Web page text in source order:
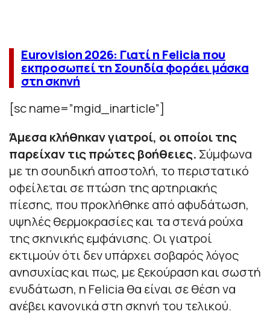
Eurovision 2026: Γιατί η Felicia που
εκπροσωπεί τη Σουηδία φοράει μάσκα
στη σκηνή
[sc name=”mgid_inarticle”]
Άμεσα κλήθηκαν γιατροί, οι οποίοι της
παρείχαν τις πρώτες βοήθειες. Σύμφωνα
με τη σουηδική αποστολή, το περιστατικό
οφείλεται σε πτώση της αρτηριακής
πίεσης, που προκλήθηκε από αφυδάτωση,
υψηλές θερμοκρασίες και τα στενά ρούχα
της σκηνικής εμφάνισης. Οι γιατροί
εκτιμούν ότι δεν υπάρχει σοβαρός λόγος
ανησυχίας και πως, με ξεκούραση και σωστή
ενυδάτωση, η Felicia θα είναι σε θέση να
ανέβει κανονικά στη σκηνή του τελικού.